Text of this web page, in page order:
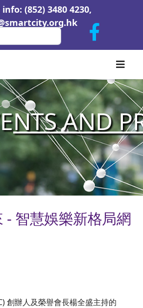
(852) 3480 4230,
NTS AND
- 智慧娛樂新格局網
創辦人及榮譽會長楊全盛主持的